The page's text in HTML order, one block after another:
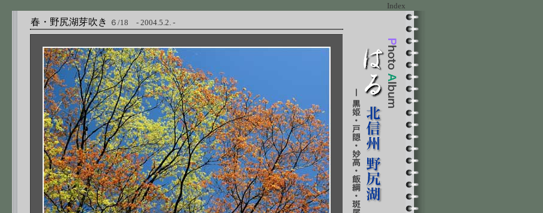
Index
春・野尻湖芽吹き ６/18 - 2004.5.2. -